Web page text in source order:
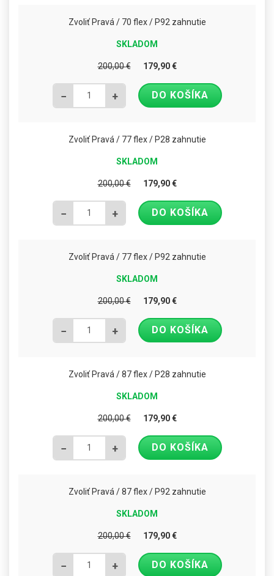
Zvoliť Pravá / 70 flex / P92 zahnutie
SKLADOM
200,00€ 179,90€
− + DO KOŠÍKA
Zvoliť Pravá / 77 flex / P28 zahnutie
SKLADOM
200,00€ 179,90€
− + DO KOŠÍKA
Zvoliť Pravá / 77 flex / P92 zahnutie
SKLADOM
200,00€ 179,90€
− + DO KOŠÍKA
Zvoliť Pravá / 87 flex / P28 zahnutie
SKLADOM
200,00€ 179,90€
− + DO KOŠÍKA
Zvoliť Pravá / 87 flex / P92 zahnutie
SKLADOM
200,00€ 179,90€
− + DO KOŠÍKA